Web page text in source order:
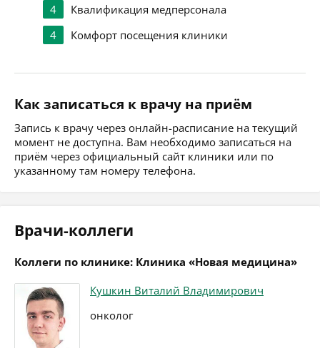
4
Квалификация медперсонала
4
Комфорт посещения клиники
Как записаться к врачу на приём
Запись к врачу через онлайн-расписание на текущий
момент не доступна. Вам необходимо записаться на
приём через официальный сайт клиники или по
указанному там номеру телефона.
Врачи-коллеги
Коллеги по клинике: Клиника «Новая медицина»
Кушкин Виталий Владимирович
онколог